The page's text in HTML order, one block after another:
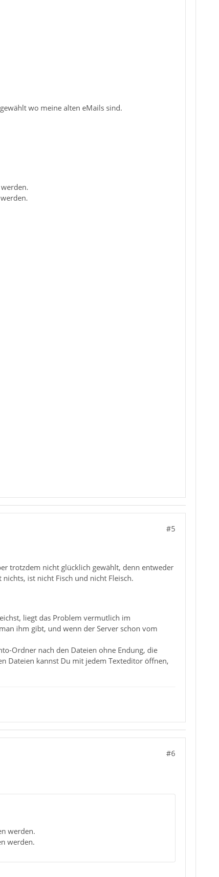
wo meine alten eMails sind.
#5
trotzdem nicht glücklich gewählt, denn entweder
ist nicht Fisch und nicht Fleisch.
liegt das Problem vermutlich im
ihm gibt, und wenn der Server schon vom
Ordner nach den Dateien ohne Endung, die
Dateien kannst Du mit jedem Texteditor öffnen,
#6
werden.
werden.